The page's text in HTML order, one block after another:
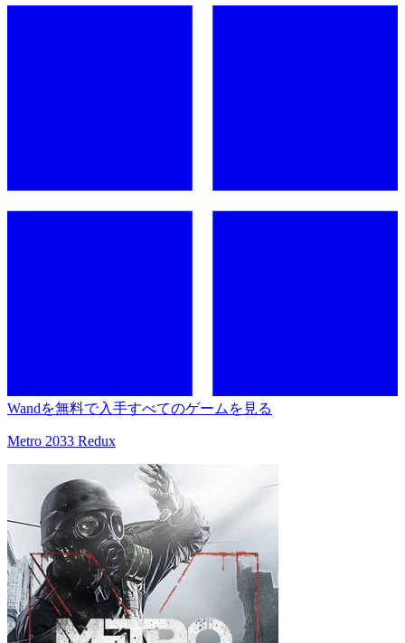
Wandを無料で入手すべてのゲームを見る
Metro 2033 Redux